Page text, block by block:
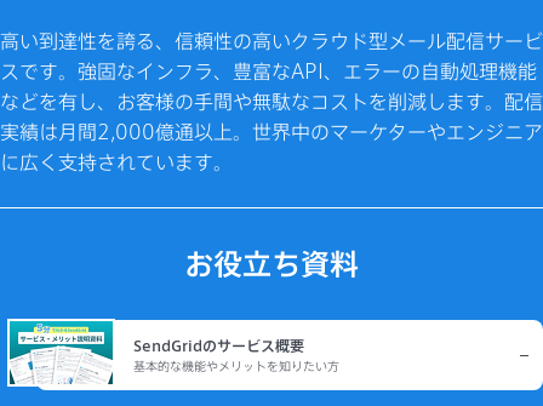
高い到達性を誇る、信頼性の高いクラウド型メール配信サービ
スです。強固なインフラ、豊富なAPI、エラーの自動処理機能
などを有し、お客様の手間や無駄なコストを削減します。配信
実績は月間2,000億通以上。世界中のマーケターやエンジニア
に広く支持されています。
お役立ち資料
SendGridのサービス概要
基本的な機能やメリットを知りたい方